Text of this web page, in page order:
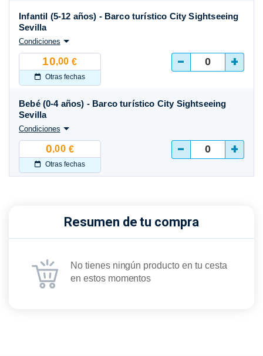
10,00 €
Otras fechas
Infantil (5-12 años) - Barco turístico City Sightseeing
Sevilla
Condiciones
- +
0,00 €
Otras fechas
Bebé (0-4 años) - Barco turístico City Sightseeing
Sevilla
Condiciones
- +
Resumen de tu compra
No tienes ningún producto en tu cesta
en estos momentos